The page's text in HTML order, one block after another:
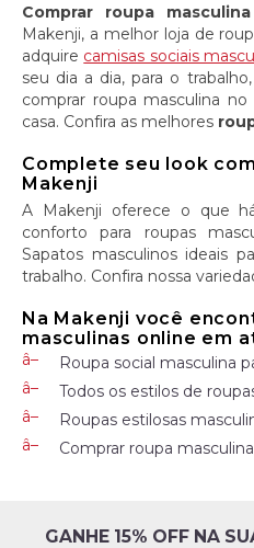
Comprar roupa masculina
Makenji, a melhor loja de
adquire camisas sociais
seu dia a dia, para o
comprar roupa masculina
casa. Confira as melhores
Complete seu look
Makenji
A Makenji oferece o que
conforto para roupas
Sapatos masculinos ideais
trabalho. Confira nossa
Na Makenji você
masculinas online em
Roupa social masculina
Todos os estilos de
Roupas estilosas
Comprar roupa
GANHE 15% OFF NA